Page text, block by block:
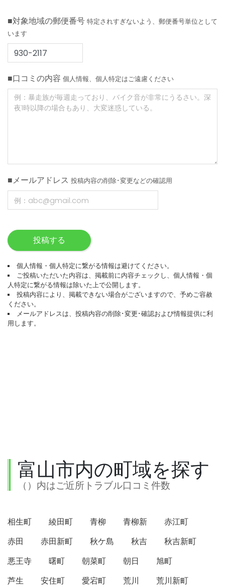
■対象地域の郵便番号 特定されすぎないよう、郵便番号単位として
います
■口コミの内容 個人情報、個人特定はご遠慮ください
■メールアドレス 投稿内容の削除･変更などの確認用
投稿する
個人情報・個人特定に繋がる情報は避けてください。
ご投稿いただいた内容は、掲載前に内容チェックし、個人情報・個
人特定に繋がる情報は除いた上で公開します。
投稿内容により、掲載できない場合がございますので、予めご容赦
ください。
メールアドレスは、投稿内容の削除･変更･確認および情報提供に利
用します。
富山市内の町域を探す
（）内はご近所トラブル口コミ件数
相生町 綾田町 青柳 青柳新
赤江町
赤田
赤田新町 秋ケ島 秋吉
秋吉新町
悪王寺
曙町 朝菜町 朝日
旭町
芦生
安住町 愛宕町 荒川
荒川新町